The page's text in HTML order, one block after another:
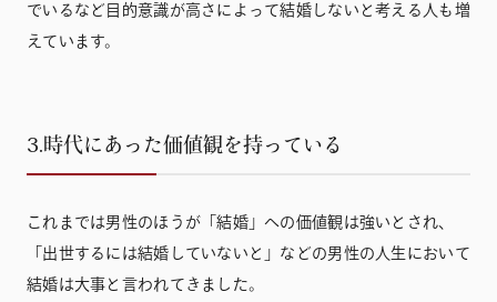
でいるなど目的意識が高さによって結婚しないと考える人も増
えています。
3.時代にあった価値観を持っている
これまでは男性のほうが「結婚」への価値観は強いとされ、
「出世するには結婚していないと」などの男性の人生において
結婚は大事と言われてきました。